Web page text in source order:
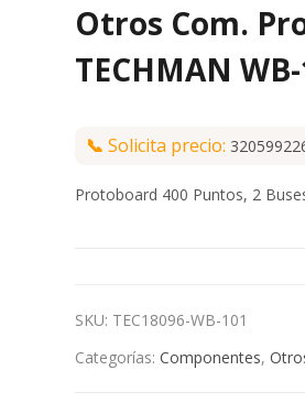
Otros Com.
TECHMAN
📞 Solicita precio:
Protoboard 400 Puntos, 2
SKU: TEC18096-WB-101
Categorías: Componentes,